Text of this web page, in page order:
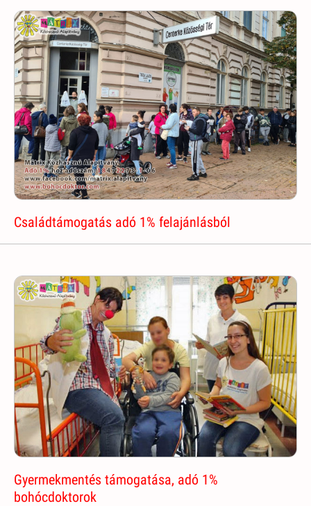
Családtámogatás adó 1% felajánlásból
Gyermekmentés támogatása, adó 1%
bohócdoktorok